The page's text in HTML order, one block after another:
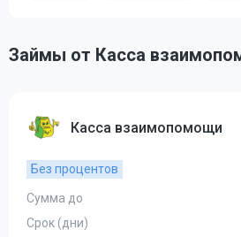
Займы от Касса
Касса взаимопомощи
Без процентов
Сумма до
Срок (дни)